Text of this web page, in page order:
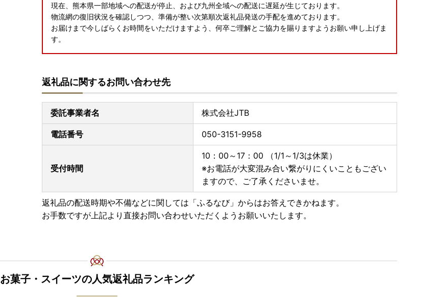
現在、熊本県一部地域への配送が停止、および九州全域への配送に遅延が生じております。
物流網の復旧状況を確認しつつ、準備が整い次第順次返礼品発送の手配を進めております。
お届けまで今しばらくお時間をいただけますよう、何卒ご理解とご協力を賜りますようお願い申し上げま
す。
返礼品に関するお問い合わせ先
委託事業者名 株式会社JTB
電話番号 050-3151-9958
受付時間
10：00～17：00 （1/1～1/3は休業）
※お電話が大変混み合い繋がりにくいこともござい
ますので、ご了承くださいませ。
返礼品の配送時期や不備などに関しては「ふるなび」からはお答えできかねます。
お手数ですが上記より直接お問い合わせいただくようお願いいたします。
お菓子・スイーツの人気返礼品ランキング